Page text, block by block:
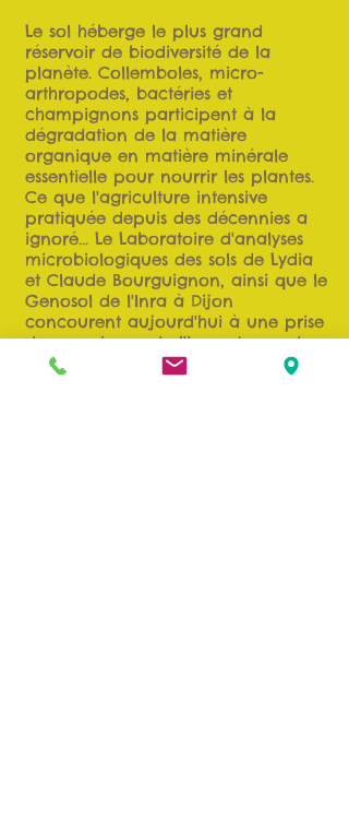
Le sol héberge le plus grand
réservoir de biodiversité de la
planète. Collemboles, micro-
arthropodes, bactéries et
champignons participent à la
dégradation de la matière
organique en matière minérale
essentielle pour nourrir les plantes.
Ce que l'agriculture intensive
pratiquée depuis des décennies a
ignoré... Le Laboratoire d'analyses
microbiologiques des sols de Lydia
et Claude Bourguignon, ainsi que le
Genosol de l'Inra à Dijon
concourent aujourd'hui à une prise
de conscience de l'importance des
sols et du nécessaire changement